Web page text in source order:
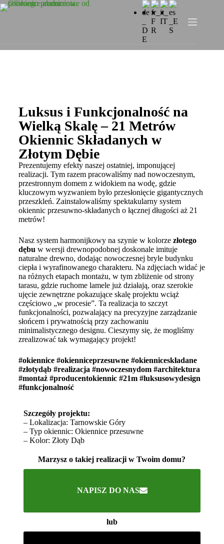
Luksus i Funkcjonalność na
Wielką Skalę – 21 Metrów
Okiennic Składanych w
Złotym Dębie
Prezentujemy efekty naszej ostatniej, imponującej
realizacji. Tym razem pracowaliśmy nad nowoczesnym,
przestronnym domem z widokiem na wodę, gdzie
kluczowym wyzwaniem było przesłonięcie gigantycznych
przeszkleń. Zainstalowaliśmy spektakularny system
okiennic przesuwno-składanych o łącznej długości aż 21
metrów!
Nasz system harmonijkowy na szynie w kolorze złotego
dębu w wersji drewnopodobnej doskonale imituje
naturalne drewno, dodając nowoczesnej bryle budynku
ciepła i wyrafinowanego charakteru. Na zdjęciach widać je
na różnych etapach montażu, w tym zbliżenie od strony
tarasu, gdzie ruchome lamele już działają, oraz szerokie
ujęcie zewnętrzne pokazujące skalę projektu wciąż
częściowo „w procesie”. Ta realizacja to szczyt
funkcjonalności, pozwalający na precyzyjne zarządzanie
słońcem i prywatnością przy zachowaniu
minimalistycznego designu. Cieszymy się, że mogliśmy
zrealizować tak wymagający projekt!
#okiennice #okienniceprzesuwne #okienniceskładane
#złotydąb #realizacja #nowoczesnydom #architektura
#montaż #producentokiennic #21m #luksusowydesign
#funkcjonalność
Szczegóły projektu:
– Lokalizacja: Tarnowskie Góry
– Typ okiennic: Okiennice przesuwne
– Kolor: Złoty Dąb
Marzysz o takiej realizacji w Twoim domu?
NAPISZ DO NAS
lub